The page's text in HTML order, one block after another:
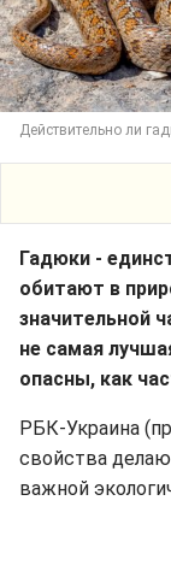
Действительно ли
Гадюки -
обитают в
значительной
не самая
опасны, как
РБК-Украина
свойства
важной